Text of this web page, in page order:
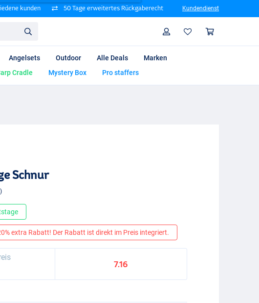
kunden 50 Tage erweitertes Rückgaberecht Kundendienst
Profil
Angelsets Outdoor Alle Deals
Marken
Cradle Mystery Box Pro staffers
Schnur
extra Rabatt! Der Rabatt ist direkt im Preis integriert.
7.16